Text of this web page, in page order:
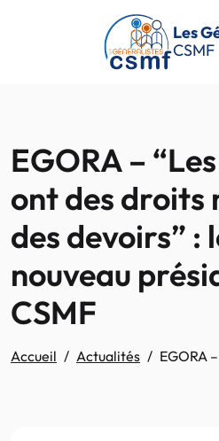
Passer au contenu principal
Les
CSMF
EGORA –
ont des droits
des devoirs” :
nouveau
CSMF
Accueil Actualités EGORA